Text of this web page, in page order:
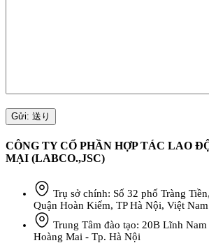
CÔNG TY CỔ PHẦN HỢP TÁC LAO
MẠI (LABCO.,JSC)
Trụ sở chính: Số 32 phố Tràng
Quận Hoàn Kiếm, TP Hà Nội, Việt Nam
Trung Tâm đào tạo: 20B Lĩnh
Hoàng Mai - Tp. Hà Nội